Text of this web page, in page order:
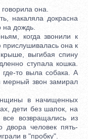
она.
накаляла докрасна
дождь.
когда звонили к
прислушивалась она к
выгибая спину
ступала кошка.
то выла собака. А
мерный звон замирал
в начищенных
дети без шапок, на
возвращались из
двора человек пять-
в "пробку".